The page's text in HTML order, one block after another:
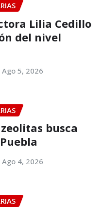
Lilia Cedillo
del nivel
Ago 5, 2026
busca
Ago 4, 2026